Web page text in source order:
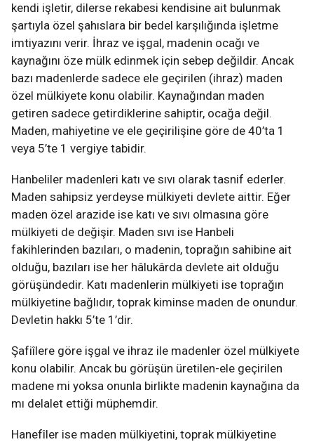
kendi işletir, dilerse rekabesi kendisine ait bulunmak
şartıyla özel şahıslara bir bedel karşılığında işletme
imtiyazını verir. İhraz ve işgal, madenin ocağı ve
kaynağını öze mülk edinmek için sebep değildir. Ancak
bazı madenlerde sadece ele geçirilen (ihraz) maden
özel mülkiyete konu olabilir. Kaynağından maden
getiren sadece getirdiklerine sahiptir, ocağa değil.
Maden, mahiyetine ve ele geçirilişine göre de 40’ta 1
veya 5’te 1 vergiye tabidir.
Hanbeliler madenleri katı ve sıvı olarak tasnif ederler.
Maden sahipsiz yerdeyse mülkiyeti devlete aittir. Eğer
maden özel arazide ise katı ve sıvı olmasına göre
mülkiyeti de değişir. Maden sıvı ise Hanbeli
fakihlerinden bazıları, o madenin, toprağın sahibine ait
olduğu, bazıları ise her hâlukârda devlete ait olduğu
görüşündedir. Katı madenlerin mülkiyeti ise toprağın
mülkiyetine bağlıdır, toprak kiminse maden de onundur.
Devletin hakkı 5’te 1’dir.
Şafiîlere göre işgal ve ihraz ile madenler özel mülkiyete
konu olabilir. Ancak bu görüşün üretilen-ele geçirilen
madene mi yoksa onunla birlikte madenin kaynağına da
mı delalet ettiği müphemdir.
Hanefîler ise maden mülkiyetini, toprak mülkiyetine